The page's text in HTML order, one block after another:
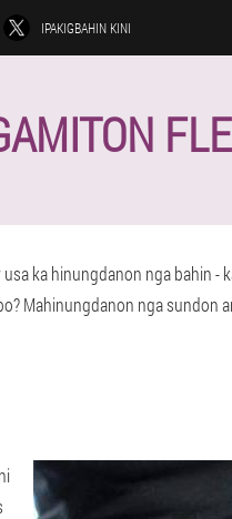
IPAKIGBAHIN KINI
ka hinungdanon nga bahin -
Mahinungdanon nga sundon